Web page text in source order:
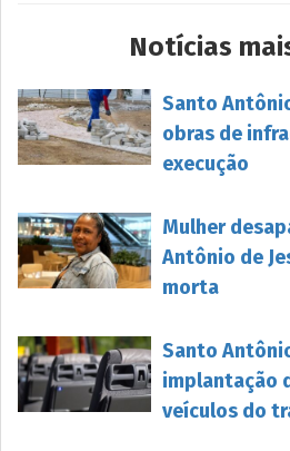
Notícias
Santo
obras de
execução
Mulher
Antônio de
morta
Santo
implantação
veículos do